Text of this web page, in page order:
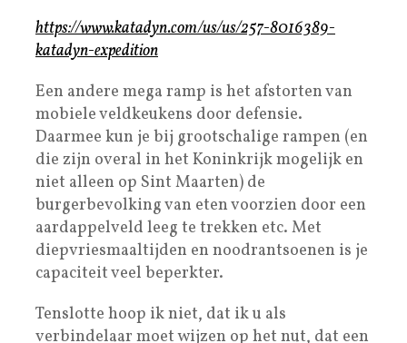
https://www.katadyn.com/us/us/257-8016389-
katadyn-expedition
Een andere mega ramp is het afstorten van
mobiele veldkeukens door defensie.
Daarmee kun je bij grootschalige rampen (en
die zijn overal in het Koninkrijk mogelijk en
niet alleen op Sint Maarten) de
burgerbevolking van eten voorzien door een
aardappelveld leeg te trekken etc. Met
diepvriesmaaltijden en noodrantsoenen is je
capaciteit veel beperkter.
Tenslotte hoop ik niet, dat ik u als
verbindelaar moet wijzen op het nut, dat een